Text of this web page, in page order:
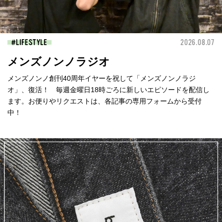
LIFESTYLE 2026.08.07
メンズノンノラジオ
メンズノンノ創刊40周年イヤーを祝して「メンズノンノラジ
オ」、復活！ 毎週金曜日18時ごろに新しいエピソードを配信し
ます。お便りやリクエストは、各記事の専用フォームから受付
中！